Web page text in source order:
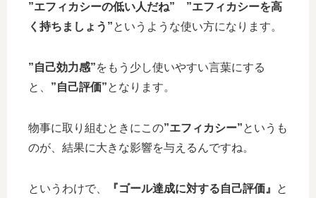
”エフィカシーの低い人だね”
”エフィカシーを高
く持ちましょう”というような使い方になります。
”自己効力感”をもう少し使いやすい言葉にする
と、 ”自己評価”となります。
物事に取り組むときにこの”エフィカシー”というも
のが、結果に大きな影響を与えるんですね。
というわけで、 『ゴール達成に対する自己評価』
と